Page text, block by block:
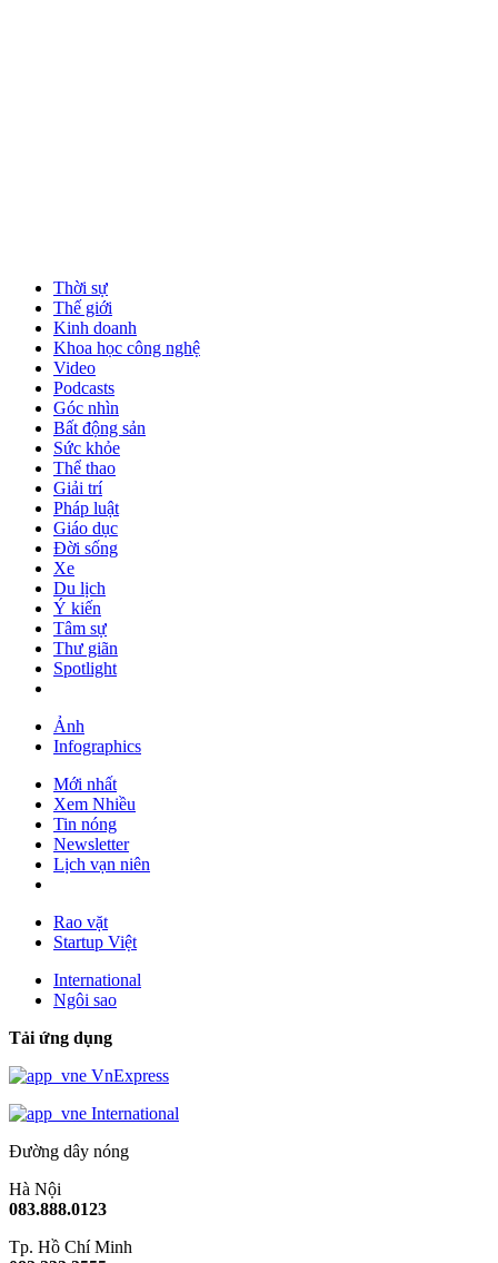
Thời sự
Thế giới
Kinh doanh
Khoa học công nghệ
Video
Podcasts
Góc nhìn
Bất động sản
Sức khỏe
Thể thao
Giải trí
Pháp luật
Giáo dục
Đời sống
Xe
Du lịch
Ý kiến
Tâm sự
Thư giãn
Spotlight
Ảnh
Infographics
Mới nhất
Xem Nhiều
Tin nóng
Newsletter
Lịch vạn niên
Rao vặt
Startup Việt
International
Ngôi sao
Tải ứng dụng
VnExpress
International
Đường dây nóng
Hà Nội
083.888.0123
Tp. Hồ Chí Minh